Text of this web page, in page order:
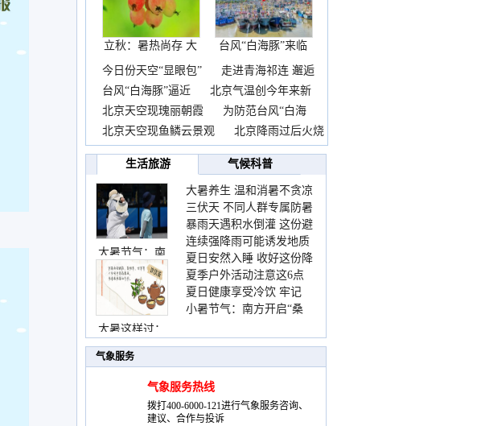
立秋：暑热尚存 大
自
台风“白海豚”来临
前
今日份天空“显眼包”
走进青海祁连 邂逅
一
台风“白海豚”逼近
北京气温创今年来新
高
北京天空现瑰丽朝霞
为防范台风“白海
豚”
北京天空现鱼鳞云景观
北京降雨过后火烧
云惊
生活旅游
气候科普
大暑节气：南
大暑这样过：
大暑养生 温和消暑不贪凉
三伏天 不同人群专属防暑
要点请收好
暴雨天遇积水倒灌 这份避
险提示请收好
连续强降雨可能诱发地质
灾害 这些前兆要知道
夏日安然入睡 收好这份降
温小贴士
夏季户外活动注意这6点
防暑健身两不误
夏日健康享受冷饮 牢记
“两注意一控制”
小暑节气：南方开启“桑
季
气象服务
气象服务热线
拨打400-6000-121进行气象服务咨询、
建议、合作与投诉